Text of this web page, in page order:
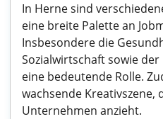
In Herne sind
eine breite Palette an
Insbesondere die
Sozialwirtschaft sowie
eine bedeutende Rolle.
wachsende Kreativszene,
Unternehmen anzieht.